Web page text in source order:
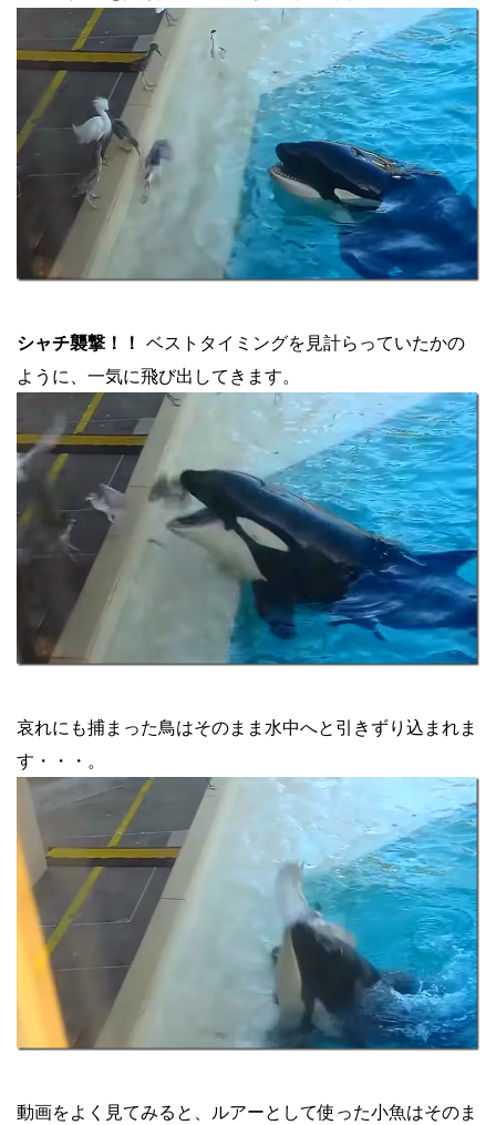
シャチ襲撃！！ ベストタイミングを見計らっていたかの
ように、一気に飛び出してきます。
哀れにも捕まった鳥はそのまま水中へと引きずり込まれま
す・・・。
動画をよく見てみると、ルアーとして使った小魚はそのま